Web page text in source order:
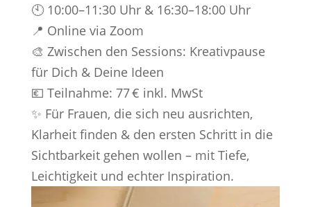
🕙 10:00–11:30 Uhr & 16:30–18:00 Uhr
📍 Online via Zoom
🎨 Zwischen den Sessions: Kreativpause
für Dich & Deine Ideen
💶 Teilnahme: 77 € inkl. MwSt
✨ Für Frauen, die sich neu ausrichten,
Klarheit finden & den ersten Schritt in die
Sichtbarkeit gehen wollen – mit Tiefe,
Leichtigkeit und echter Inspiration.